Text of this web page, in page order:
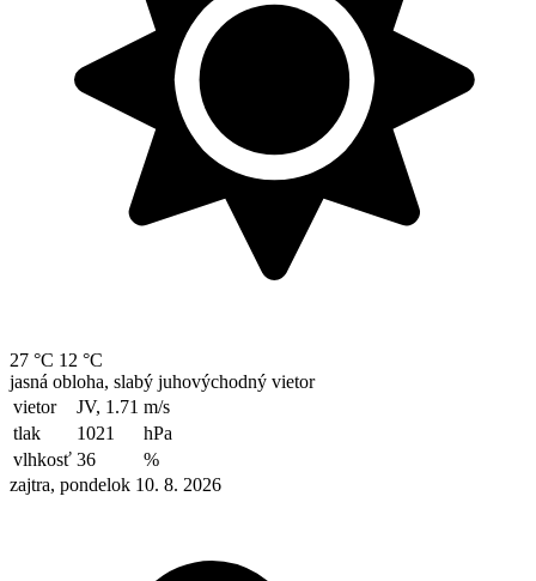
27 °C 12 °C
jasná obloha, slabý juhovýchodný vietor
vietor
JV, 1.71 m/s
tlak
1021
hPa
vlhkosť 36
%
zajtra, pondelok 10. 8. 2026